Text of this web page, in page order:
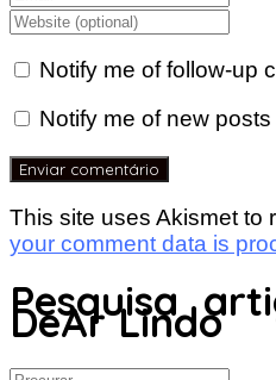
Notify me of follow-up
Notify me of new
This site uses Akismet to
your comment data is
Pesquisa
DeAr Lindo